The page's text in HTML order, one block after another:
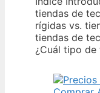
tiendas de
rígidas vs.
tiendas de
¿Cuál tipo